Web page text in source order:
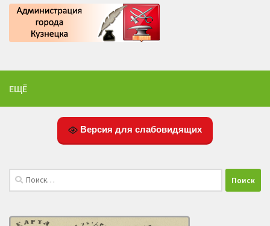
ЕЩЁ
Версия для слабовидящих
Найти: